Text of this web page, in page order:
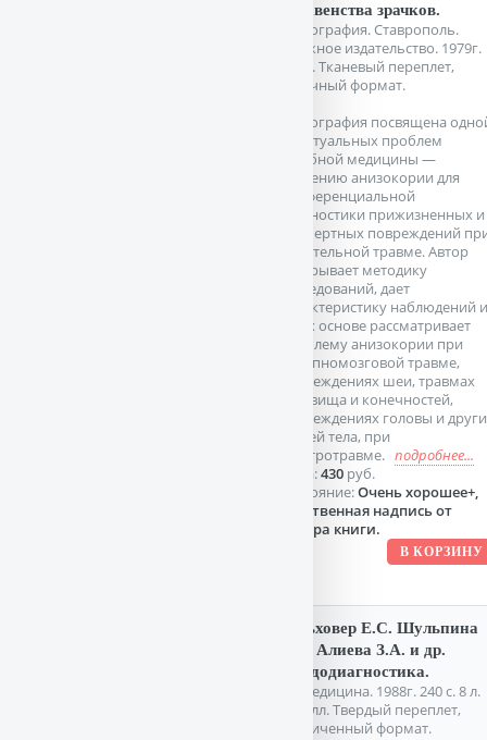
неравенства зрачков.
Монография. Ставрополь.
Книжное издательство. 1979г.
135 с. Тканевый переплет,
Обычный формат.
Монография посвящена
из актуальных проблем
судебной медицины —
значению анизокории для
дифференциальной
диагностики прижизненных и
посмертных повреждений
смертельной травме. Автор
раскрывает методику
исследований, дает
характеристику наблюдений и
на их основе рассматривает
проблему анизокории при
черепномозговой травме,
повреждениях шеи, травмах
туловища и конечностей,
повреждениях головы и
частей тела, при
электротравме. подробнее...
Цена:430руб.
Состояние:Очень хорошее+,
дарственная надпись от
автора книги.
Вельховер Е.С. Шульпина
Н.Б. Алиева З.А. и др.
Иридодиагностика.
М. Медицина. 1988г. 240 с. 8 л.
цв. илл. Твердый переплет,
Увеличенный формат.